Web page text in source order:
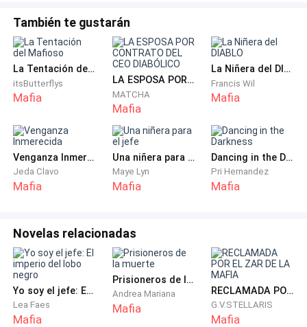
También te gustarán
La Tentación del Mafioso
itsButterflys
Mafia
LA ESPOSA POR CONTRATO DEL CEO DIABÓLICO
MATCHA
Mafia
La Niñera del DIABLO
Francis Wil
Mafia
Venganza Inmerecida
Jeda Clavo
Mafia
Una niñera para el jefe
Maye Lyn
Mafia
Dancing in the Darkness
Pri Hernandez
Mafia
Novelas relacionadas
Yo soy el jefe: El imperio del lobo negro
Lea Faes
Mafia
Prisioneros de la muerte
Andrea Mariana
Mafia
RECLAMADA POR EL ZAR DE LA MAFIA
G.V.STELLARIS
Mafia